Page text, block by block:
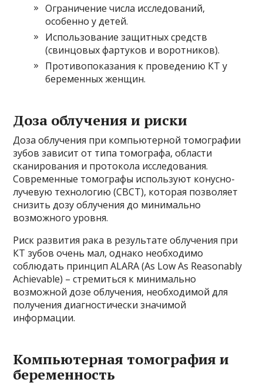
Ограничение числа исследований,
особенно у детей.
Использование защитных средств
(свинцовых фартуков и воротников).
Противопоказания к проведению КТ у
беременных женщин.
Доза облучения и риски
Доза облучения при компьютерной томографии
зубов зависит от типа томографа, области
сканирования и протокола исследования.
Современные томографы используют конусно-
лучевую технологию (CBCT), которая позволяет
снизить дозу облучения до минимально
возможного уровня.
Риск развития рака в результате облучения при
КТ зубов очень мал, однако необходимо
соблюдать принцип ALARA (As Low As Reasonably
Achievable) – стремиться к минимально
возможной дозе облучения, необходимой для
получения диагностически значимой
информации.
Компьютерная томография и
беременность